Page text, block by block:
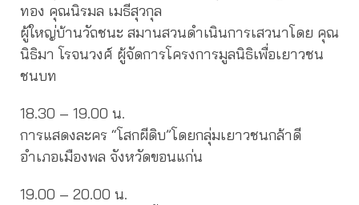
ทอง คุณนิรมล เมธีสุวกุล
ผู้ใหญ่บ้านวัถชนะ สมานสวนดำเนินการเสวนาโดย คุณ
นิธิมา โรจนวงศ์ ผู้จัดการโครงการมูลนิธิเพื่อเยาวชน
ชนบท
18.30 – 19.00 น.
การแสดงละคร “โสกผีดิบ”โดยกลุ่มเยาวชนกล้าดี
อำเภอเมืองพล จังหวัดขอนแก่น
19.00 – 20.00 น.